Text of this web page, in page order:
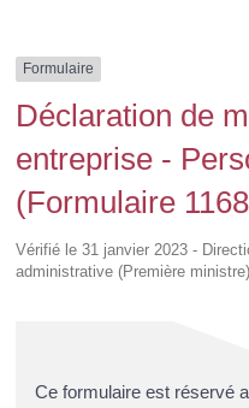
Formulaire
Déclaration de
entreprise -
(Formulaire
Vérifié le 31 janvier 2023 -
administrative (Première ministre)
Ce formulaire est réservé